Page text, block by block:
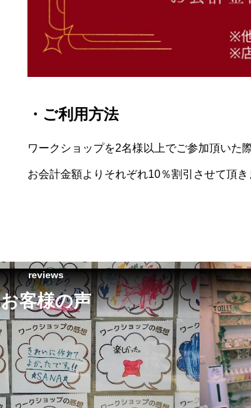
・ご利用方法
ワークショップを2名様以上でご参加頂いた
お会計金額よりそれぞれ10％割引させて頂き
reviews
お客様の声